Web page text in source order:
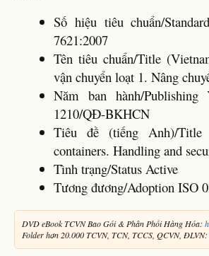
Số hiệu tiêu chuẩn/
7621:2007
Tên tiêu chuẩn/Title
vận chuyển loạt 1. Nâng
Năm ban hành/Publishing
1210/QĐ-BKHCN
Tiêu đề (tiếng Anh)/
containers. Handling and
Tình trạng/Status Active
Tương đương/Adoption ISO
DVD eBook TCVN Bao Gói & Phân Phối Hàng Hóa:
Folder hơn 20.000 TCVN, TCN, TCCS, QCVN, ĐLVN: